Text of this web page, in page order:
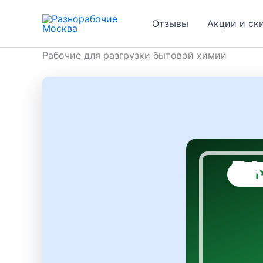
Отзывы Акции и
Рабочие для разгрузки бытовой химии